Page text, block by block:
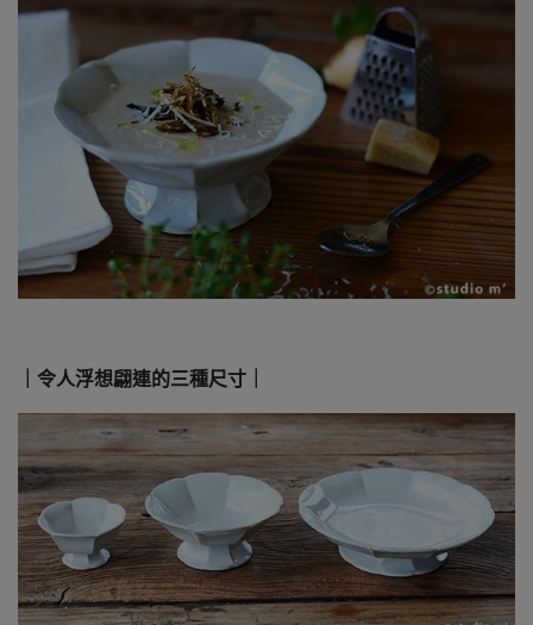
｜令人浮想翩連的三種尺寸｜